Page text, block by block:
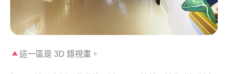
這一區是 3D 錯視畫。